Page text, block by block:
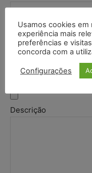
Titulo
Descrição
Usamos cookies
experiência mais
preferências e
concorda com a
Configurações